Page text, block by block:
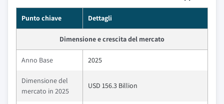
Punto chiave Dettagli
Dimensione e crescita del mercato
Anno Base 2025
Dimensione del
mercato in 2025
USD 156.3 Billion